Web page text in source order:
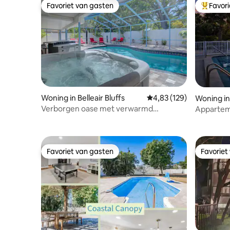
Favoriet van gasten
Favoriet van gasten
Woning in Belleair Bluffs Gemiddelde
4,83 (129)
Verborgen oase met verwarmd
Woning
Favoriet van gasten
Favoriet van gasten